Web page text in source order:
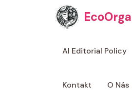
AI Editorial Policy
Kontakt O Nás